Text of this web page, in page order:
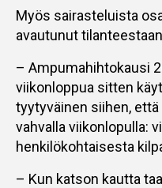
Myös sairasteluista
avautunut
– Ampumahihtokausi
viikonloppua sitten
tyytyväinen siihen,
vahvalla viikonlopulla:
henkilökohtaisesta
– Kun katson kautta